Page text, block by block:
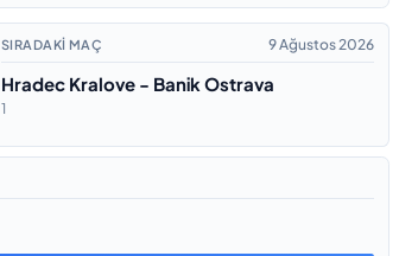
SIRADAKI MAÇ 9 Ağustos 2026
Hradec Kralove - Banik Ostrava
1